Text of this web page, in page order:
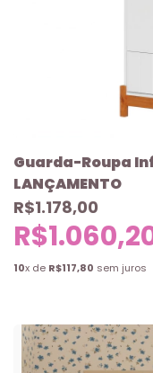
Guarda-Roupa
LANÇAMENTO
R$1.178,00
10x de R$117,80 sem juros